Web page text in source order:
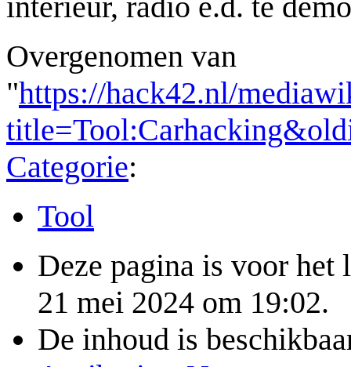
Overgenomen van
"https://hack42.nl/
Categorie:
Tool
Deze pagina is voor het
21 mei 2024 om 19:02.
De inhoud is